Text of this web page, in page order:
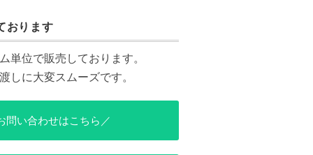
おります
単位で販売しております。
しに大変スムーズです。
問い合わせはこちら／